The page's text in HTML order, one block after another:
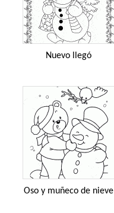
Nuevo llegó
Oso y muñeco de nieve